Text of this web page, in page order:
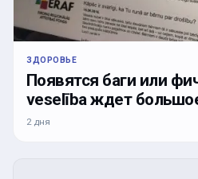
ЗДОРОВЬЕ
Появятся баги или
veselība ждет
2 дня